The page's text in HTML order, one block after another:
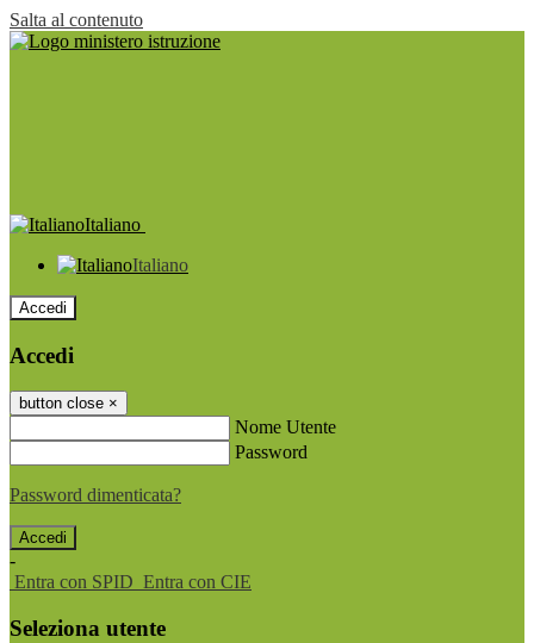
Salta al contenuto
Italiano
Italiano
Accedi
Accedi
button close ×
Nome Utente
Password
Password dimenticata?
-
Entra con SPID Entra con CIE
Seleziona utente